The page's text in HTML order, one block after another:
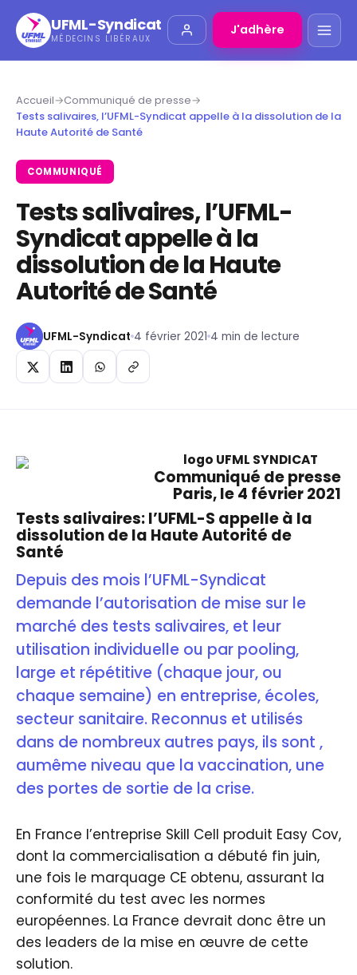
UFML-Syndicat
MÉDECINS LIBÉRAUX
J'adhère
Accueil→Communiqué de presse→
Tests salivaires, l’UFML-Syndicat appelle à la dissolution de la
Haute Autorité de Santé
COMMUNIQUÉ
Tests salivaires, l’UFML-
Syndicat appelle à la
dissolution de la Haute
Autorité de Santé
UFML-Syndicat 4 février 2021 4 min de lecture
Communiqué de presse
Paris, le 4 février 2021
Tests salivaires: l’UFML-S appelle à la
dissolution de la Haute Autorité de
Santé
Depuis des mois l’UFML-Syndicat
demande l’autorisation de mise sur le
marché des tests salivaires, et leur
utilisation individuelle ou par pooling,
large et répétitive (chaque jour, ou
chaque semaine) en entreprise, écoles,
secteur sanitaire. Reconnus et utilisés
dans de nombreux autres pays, ils sont ,
aumême niveau que la vaccination, une
des portes de sortie de la crise.
En France l’entreprise Skill Cell produit Easy Cov,
dont la commercialisation a débuté fin juin,
une fois le marquage CE obtenu, assurant la
conformité du test avec les normes
européennes. La France devrait donc être un
des leaders de la mise en œuvre de cette
solution.